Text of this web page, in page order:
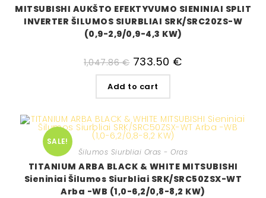
MITSUBISHI AUKŠTO EFEKTYVUMO SIENINIAI SPLIT
INVERTER ŠILUMOS SIURBLIAI SRK/SRC20ZS-W
(0,9-2,9/0,9-4,3 KW)
1,047.86€ 733.50 €
Add to cart
SALE!
Šilumos Siurbliai Oras - Oras
TITANIUM ARBA BLACK & WHITE MITSUBISHI
Sieniniai Šilumos Siurbliai SRK/SRC50ZSX-WT
Arba -WB (1,0-6,2/0,8-8,2 KW)